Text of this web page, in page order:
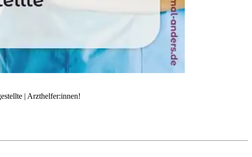
| Arzthelfer:innen!